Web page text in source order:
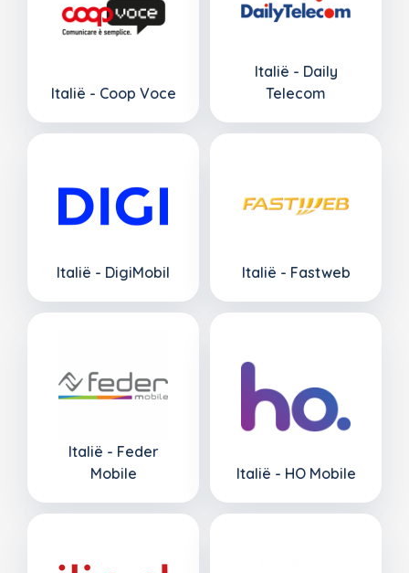
Italië - Coop Voce
Italië - Daily
Telecom
Italië - DigiMobil Italië - Fastweb
Italië - Feder
Mobile
Italië - HO Mobile